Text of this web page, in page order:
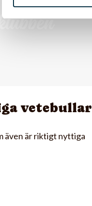
vetebullar
även är riktigt nyttiga